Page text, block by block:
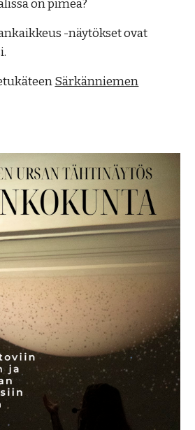
on pimeä?
-näytökset ovat
Särkänniemen